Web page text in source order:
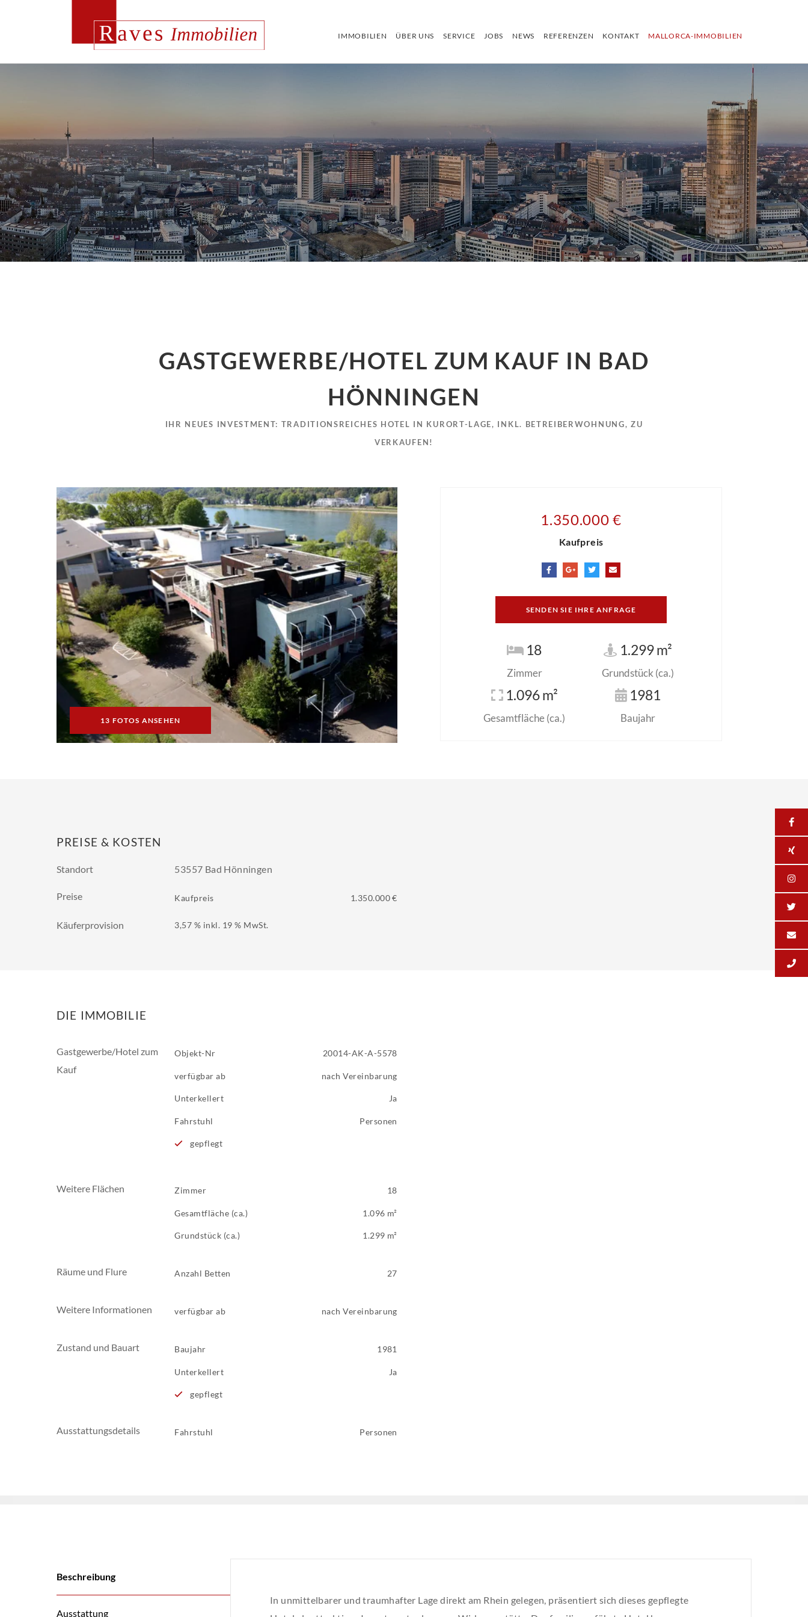
IMMOBILIEN ÜBER UNS SERVICE JOBS NEWS REFERENZEN KONTAKT MALLORCA-IMMOBILIEN
GASTGEWERBE/HOTEL ZUM KAUF IN BAD
HÖNNINGEN
IHR NEUES INVESTMENT: TRADITIONSREICHES HOTEL IN KURORT-LAGE, INKL. BETREIBERWOHNUNG, ZU
VERKAUFEN!
13 FOTOS ANSEHEN
PREISE & KOSTEN
Standort 53557 Bad Hönningen
Preise Kaufpreis 1.350.000 €
Käuferprovision 3,57 % inkl. 19 % MwSt.
DIE IMMOBILIE
Gastgewerbe/Hotel zum
Kauf
Objekt-Nr 20014-AK-A-5578
verfügbar ab nach Vereinbarung
Unterkellert Ja
Fahrstuhl Personen
gepflegt
Weitere Flächen Zimmer 18
Gesamtfläche (ca.) 1.096 m²
Grundstück (ca.) 1.299 m²
Räume und Flure Anzahl Betten 27
Weitere Informationen verfügbar ab nach Vereinbarung
Zustand und Bauart Baujahr 1981
Unterkellert Ja
gepflegt
Ausstattungsdetails Fahrstuhl Personen
1.350.000 €
Kaufpreis
SENDEN SIE IHRE ANFRAGE
18
Zimmer
1.299 m²
Grundstück (ca.)
1.096 m²
Gesamtfläche (ca.)
1981
Baujahr
Beschreibung
Ausstattung
In unmittelbarer und traumhafter Lage direkt am Rhein gelegen, präsentiert sich dieses gepflegte